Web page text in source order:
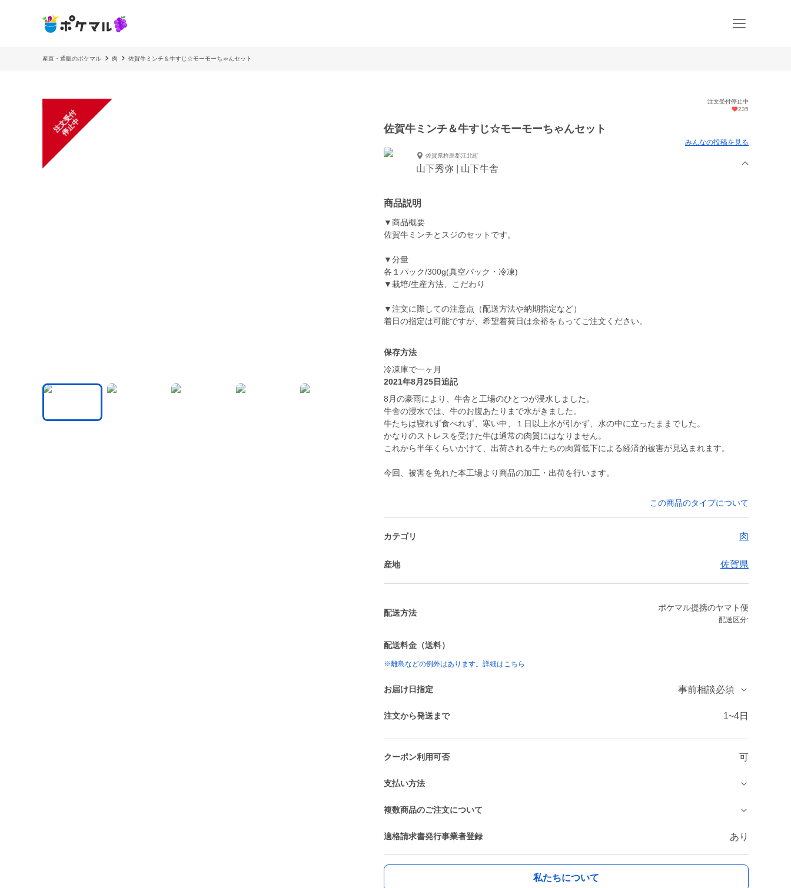
産直・通販のポケマル 肉 佐賀牛ミンチ＆牛すじ☆モーモーちゃんセット
注
文
受
付
停
止
中
注文受付停止中
235
佐賀牛ミンチ＆牛すじ☆モーモーちゃんセット
みんなの投稿を見る
佐賀県杵島郡江北町
山下秀弥 | 山下牛舎
商品説明
▼商品概要
佐賀牛ミンチとスジのセットです。
▼分量
各１パック/300g(真空パック・冷凍)
▼栽培/生産方法、こだわり
▼注文に際しての注意点（配送方法や納期指定など）
着日の指定は可能ですが、希望着荷日は余裕をもってご注文ください。
保存方法
冷凍庫で一ヶ月
2021年8月25日追記
8月の豪雨により、牛舎と工場のひとつが浸水しました。
牛舎の浸水では、牛のお腹あたりまで水がきました。
牛たちは寝れず食べれず、寒い中、１日以上水が引かず、水の中に立ったままでした。
かなりのストレスを受けた牛は通常の肉質にはなりません。
これから半年くらいかけて、出荷される牛たちの肉質低下による経済的被害が見込まれます。
今回、被害を免れた本工場より商品の加工・出荷を行います。
この商品のタイプについて
カテゴリ 肉
産地 佐賀県
配送方法
ポケマル提携のヤマト便
配送区分:
配送料金（送料）
※離島などの例外はあります。詳細はこちら
お届け日指定 事前相談必須
注文から発送まで 1~4日
クーポン利用可否 可
支払い方法
複数商品のご注文について
適格請求書発行事業者登録 あり
私たちについて